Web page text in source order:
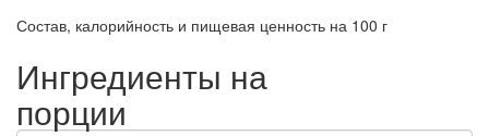
Состав, калорийность и пищевая ценность на 100 г
Ингредиенты на
порции